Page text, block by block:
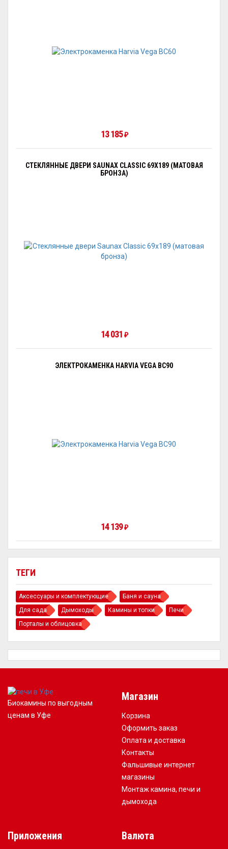
ТЕГИ
Аксессуары и комплектующие
Баня и сауна
Для сада
Дымоходы Камины и топки
Печи
Порталы и облицовка
13 185₽
СТЕКЛЯННЫЕ ДВЕРИ SAUNAX CLASSIC 69X189 (МАТОВАЯ
БРОНЗА)
14 031 ₽
ЭЛЕКТРОКАМЕНКА HARVIA VEGA BC90
14 139₽
Биокамины по выгодным
ценам в Уфе
Магазин
Корзина
Оформить заказ
Оплата и доставка
Контакты
Фальшивые интернет
магазины
Монтаж камина, печи и
дымохода
Приложения Валюта